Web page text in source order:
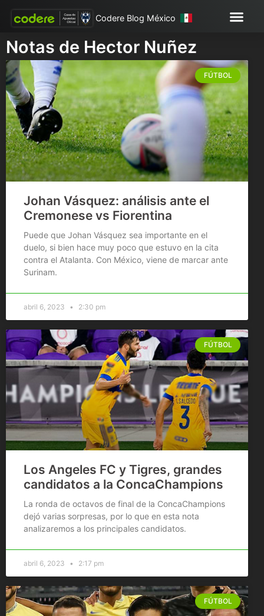
Codere Blog México
Notas de Hector Nuñez
FÚTBOL
Johan Vásquez: análisis ante el
Cremonese vs Fiorentina
Puede que Johan Vásquez sea importante en el
duelo, si bien hace muy poco que estuvo en la cita
contra el Atalanta. Con México, viene de marcar ante
Surinam.
abril 6, 2023 2:30 pm
FÚTBOL
Los Angeles FC y Tigres, grandes
candidatos a la ConcaChampions
La ronda de octavos de final de la ConcaChampions
dejó varias sorpresas, por lo que en esta nota
analizaremos a los principales candidatos.
abril 6, 2023 2:17 pm
FÚTBOL